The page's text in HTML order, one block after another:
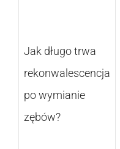
Jak długo trwa
rekonwalescencja
po wymianie
zębów?